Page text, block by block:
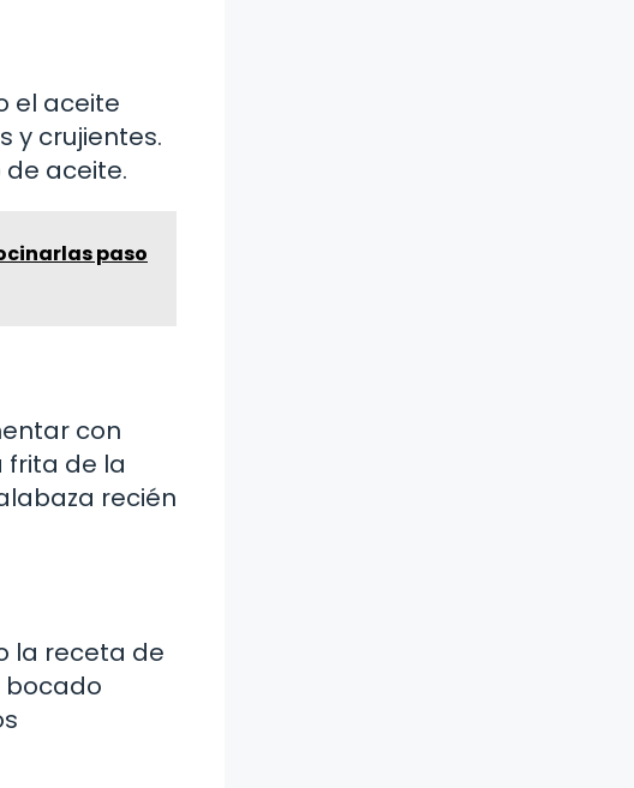
el aceite
y crujientes.
aceite.
paso
con
frita de la
recién
la receta de
bocado